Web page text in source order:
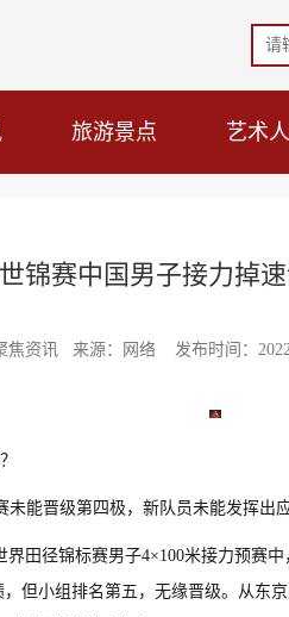
旅游景点 艺术
锦赛中国男子接力掉速
焦资讯 来源：网络 发布时间：
能晋级第四极，新队员未能发挥出
界田径锦标赛男子4×100米接力预赛
但小组排名第五，无缘晋级。从东